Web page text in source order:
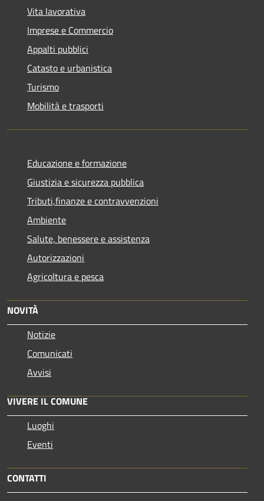
Vita lavorativa
Imprese e Commercio
Appalti pubblici
Catasto e urbanistica
Turismo
Mobilità e trasporti
Educazione e formazione
Giustizia e sicurezza pubblica
Tributi,finanze e contravvenzioni
Ambiente
Salute, benessere e assistenza
Autorizzazioni
Agricoltura e pesca
NOVITÀ
Notizie
Comunicati
Avvisi
VIVERE IL COMUNE
Luoghi
Eventi
CONTATTI